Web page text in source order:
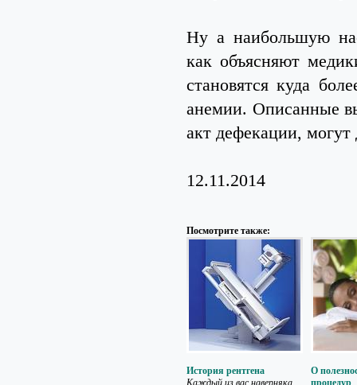
Ну а наибольшую
как объясняют
становятся куда
анемии. Описанные
акт дефекации, могут
12.11.2014
Посмотрите также:
История рентгена
Каждый из вас наверняка
О
процедур